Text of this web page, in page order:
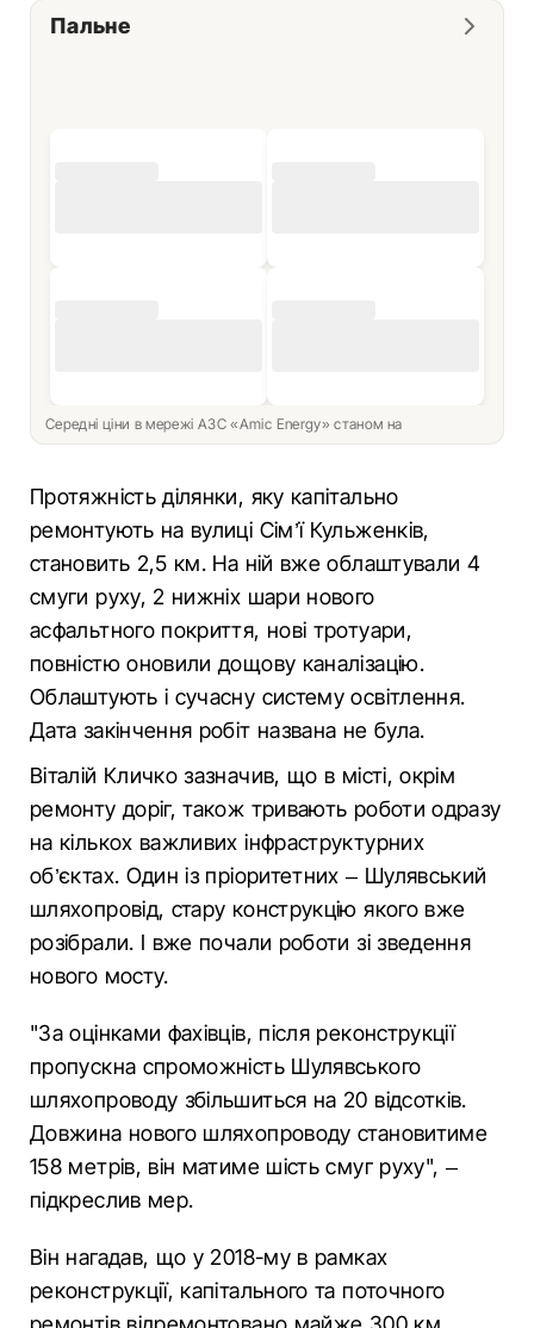
Пальне
Середні ціни в мережі АЗС «Amic Energy» станом на
Протяжність ділянки, яку капітально
ремонтують на вулиці Сім’ї Кульженків,
становить 2,5 км. На ній вже облаштували 4
смуги руху, 2 нижніх шари нового
асфальтного покриття, нові тротуари,
повністю оновили дощову каналізацію.
Облаштують і сучасну систему освітлення.
Дата закінчення робіт названа не була.
Віталій Кличко зазначив, що в місті, окрім
ремонту доріг, також тривають роботи одразу
на кількох важливих інфраструктурних
об’єктах. Один із пріоритетних – Шулявський
шляхопровід, стару конструкцію якого вже
розібрали. І вже почали роботи зі зведення
нового мосту.
"За оцінками фахівців, після реконструкції
пропускна спроможність Шулявського
шляхопроводу збільшиться на 20 відсотків.
Довжина нового шляхопроводу становитиме
158 метрів, він матиме шість смуг руху", –
підкреслив мер.
Він нагадав, що у 2018-му в рамках
реконструкції, капітального та поточного